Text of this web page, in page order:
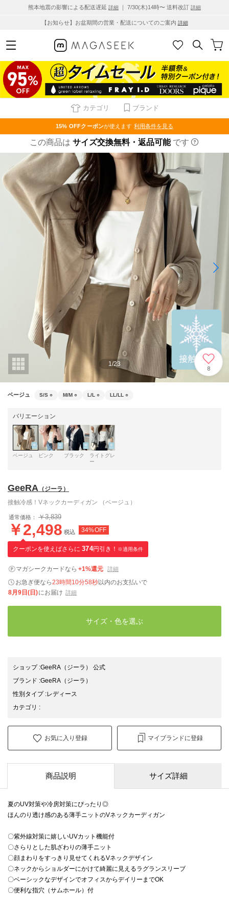
熊本地震の影響による配送遅延 詳細 ｜ 7/30(木)14時〜 送料改訂 詳細
【お知らせ】お盆期間の営業・配送についてのご案内 詳細
カテゴリ ブランド
15% OFFクーポンが使えます 利用条件を見る
この商品は サイズ交換無料・返品可能 です
1 /23
8
ベージュ S/S ○ M/M ○ L/L ○ LL/LL ○
バリエーション
ベージュ ピンク ブラック
ライトグレ
ー
GeeRA （ジーラ）
接触冷感！Vネックカーディガン （ベージュ）
通常価格： ￥3,839
￥2,498 税込 34%OFF
クーポンを使えばさらに 374円引き！ ※適用条件
マガシークカードなら +1%還元 詳細
お急ぎ便なら23時間10分57秒以内のお支払いで
8月9日(日)にお届け 詳細
サイズ・色を選ぶ
ショップ:GeeRA（ジーラ） 公式
ブランド :GeeRA （ジーラ）
性別タイプ:レディース
カテゴリ :
お気に入り登録 マイブランドに登録
商品説明 サイズ詳細
夏のUV対策や冷房対策にぴったり◎
ほんのり透け感のある薄手ニットのVネックカーディガン
〇紫外線対策に嬉しいUVカット機能付
〇さらりとした肌ざわりの薄手ニット
〇顔まわりをすっきり見せてくれるVネックデザイン
〇ネックからショルダーにかけて綺麗に見えるラグランスリーブ
〇ベーシックなデザインでオフィスからデイリーまでOK
〇便利な指穴（サムホール）付